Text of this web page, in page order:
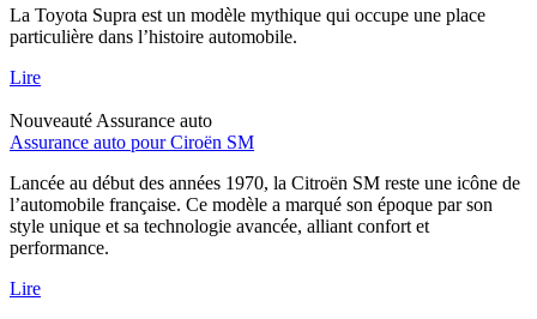
La Toyota Supra est un modèle mythique qui occupe une place
particulière dans l’histoire automobile.
Lire
Nouveauté Assurance auto
Assurance auto pour Ciroën SM
Lancée au début des années 1970, la Citroën SM reste une icône de
l’automobile française. Ce modèle a marqué son époque par son
style unique et sa technologie avancée, alliant confort et
performance.
Lire